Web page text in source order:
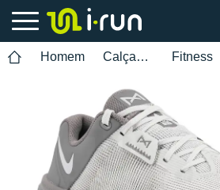
Homem Calçados Fitness